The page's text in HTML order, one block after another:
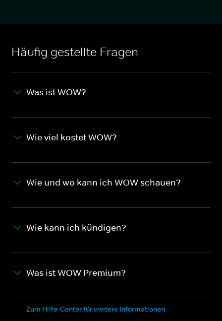
Häufig gestellte Fragen
Was ist WOW?
Wie viel kostet WOW?
Wie und wo kann ich WOW schauen?
Wie kann ich kündigen?
Was ist WOW Premium?
Zum Hilfe-Center für weitere Informationen